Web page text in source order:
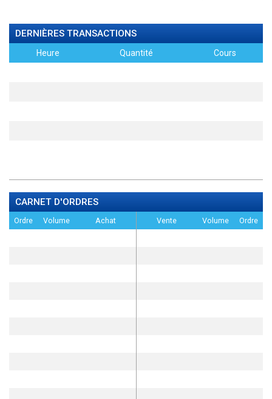
DERNIÈRES TRANSACTIONS
Heure Quantité Cours
CARNET D'ORDRES
Ordre Volume Achat Vente Volume Ordre